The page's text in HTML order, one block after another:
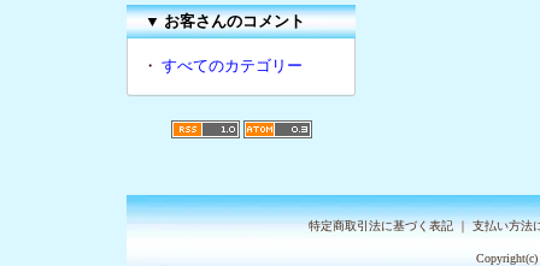
▼お客さんのコメント
・ すべてのカテゴリー
特定商取引法に基づく表記｜支払い方法